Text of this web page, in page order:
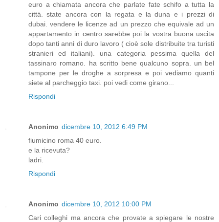
euro a chiamata ancora che parlate fate schifo a tutta la
cittá. state ancora con la regata e la duna e i prezzi di
dubai. vendere le licenze ad un prezzo che equivale ad un
appartamento in centro sarebbe poi la vostra buona uscita
dopo tanti anni di duro lavoro ( cioè sole distribuite tra turisti
stranieri ed italiani). una categoria pessima quella del
tassinaro romano. ha scritto bene qualcuno sopra. un bel
tampone per le droghe a sorpresa e poi vediamo quanti
siete al parcheggio taxi. poi vedi come girano...
Rispondi
Anonimo dicembre 10, 2012 6:49 PM
fiumicino roma 40 euro.
e la ricevuta?
ladri.
Rispondi
Anonimo dicembre 10, 2012 10:00 PM
Cari colleghi ma ancora che provate a spiegare le nostre